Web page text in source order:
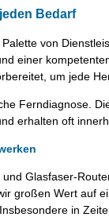
Bedarf
von
einer
um jede
Ferndiagnose.
erhalten oft
Glasfaser-
großen Wert auf
in